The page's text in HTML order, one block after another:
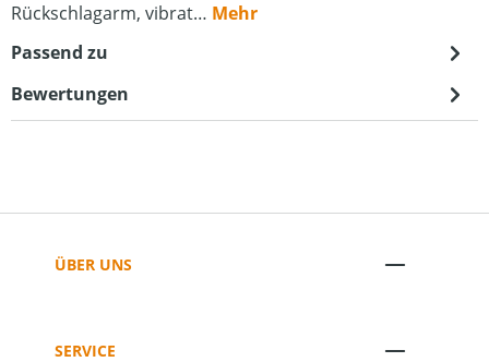
Rückschlagarm, vibrat… Mehr
Passend zu
Bewertungen
ÜBER UNS
SERVICE